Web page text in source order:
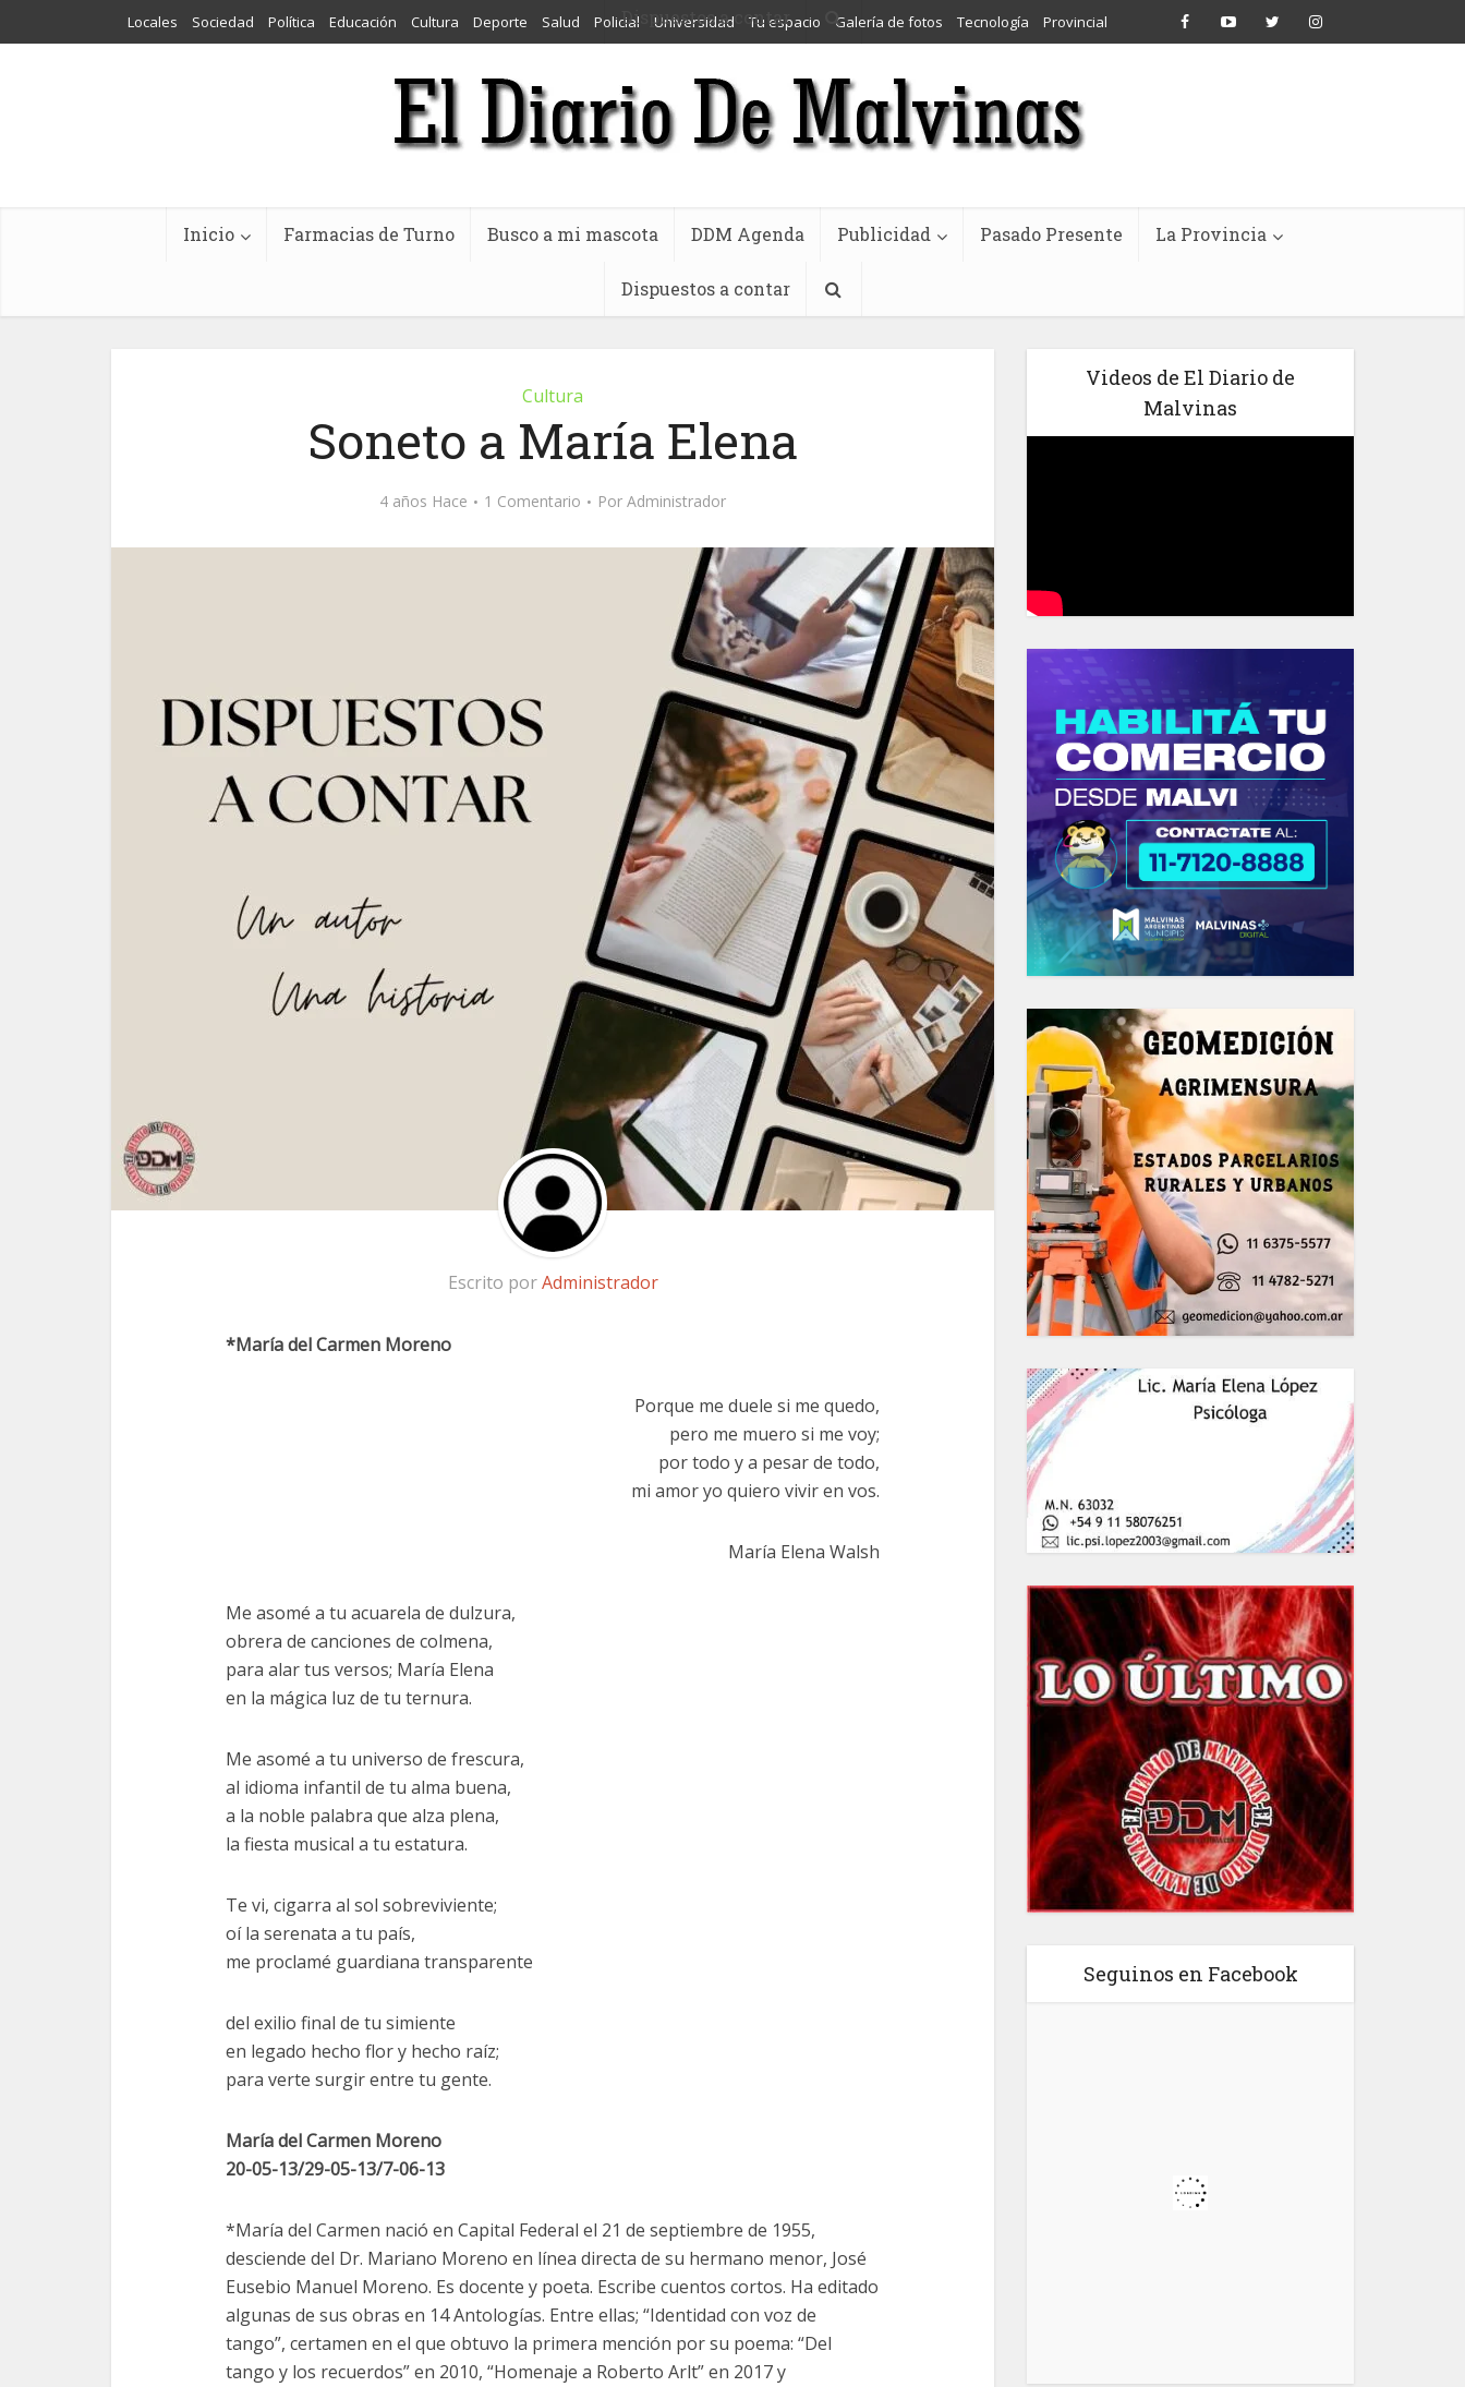
Dispuestos a contar
Locales Sociedad Política Educación Cultura Deporte Salud Policial Universidad Tu espacio Galería de fotos Tecnología Provincial
Inicio Farmacias de Turno Busco a mi mascota DDM Agenda Publicidad Pasado Presente La Provincia
Dispuestos a contar
Cultura
Soneto a María Elena
4 años Hace 1 Comentario Por Administrador
Escrito porAdministrador
*María del Carmen Moreno
Porque me duele si me quedo,
pero me muero si me voy;
por todo y a pesar de todo,
mi amor yo quiero vivir en vos.
María Elena Walsh
Me asomé a tu acuarela de dulzura,
obrera de canciones de colmena,
para alar tus versos; María Elena
en la mágica luz de tu ternura.
Me asomé a tu universo de frescura,
al idioma infantil de tu alma buena,
a la noble palabra que alza plena,
la fiesta musical a tu estatura.
Te vi, cigarra al sol sobreviviente;
oí la serenata a tu país,
me proclamé guardiana transparente
del exilio final de tu simiente
en legado hecho flor y hecho raíz;
para verte surgir entre tu gente.
María del Carmen Moreno
20-05-13/29-05-13/7-06-13
*María del Carmen nació en Capital Federal el 21 de septiembre de 1955,
desciende del Dr. Mariano Moreno en línea directa de su hermano menor, José
Eusebio Manuel Moreno. Es docente y poeta. Escribe cuentos cortos. Ha editado
algunas de sus obras en 14 Antologías. Entre ellas; “Identidad con voz de
tango”, certamen en el que obtuvo la primera mención por su poema: “Del
tango y los recuerdos” en 2010, “Homenaje a Roberto Arlt” en 2017 y
Videos de El Diario de
Malvinas
Seguinos en Facebook